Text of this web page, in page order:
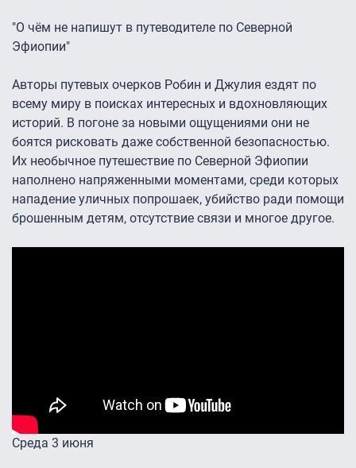
"О чём не напишут в путеводителе по Северной
Эфиопии"
Авторы путевых очерков Робин и Джулия ездят по
всему миру в поисках интересных и вдохновляющих
историй. В погоне за новыми ощущениями они не
боятся рисковать даже собственной безопасностью.
Их необычное путешествие по Северной Эфиопии
наполнено напряженными моментами, среди которых
нападение уличных попрошаек, убийство ради помощи
брошенным детям, отсутствие связи и многое другое.
Среда 3 июня